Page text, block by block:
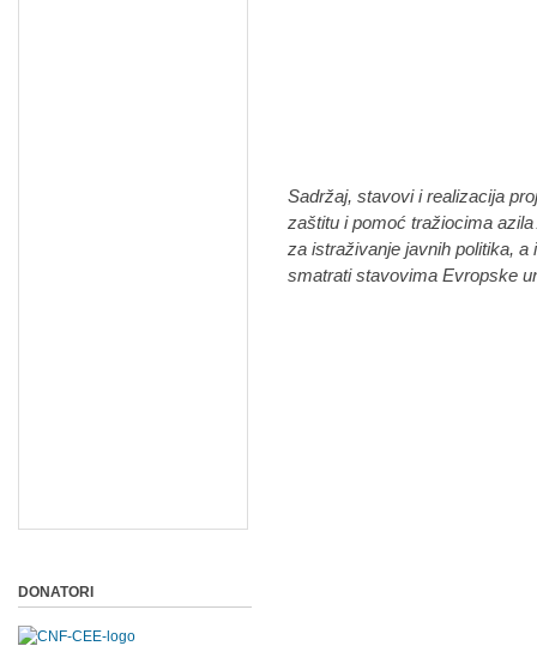
Sadržaj, stavovi i realizacija
zaštitu i pomoć tražiocima
za istraživanje javnih politika,
smatrati stavovima Evropske
DONATORI